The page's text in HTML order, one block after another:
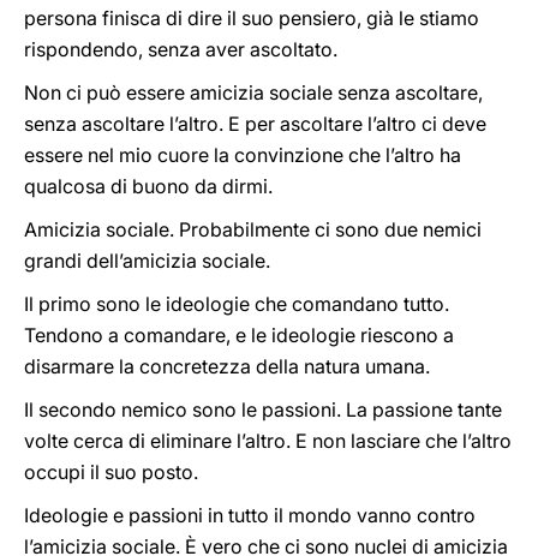
persona finisca di dire il suo pensiero, già le stiamo
rispondendo, senza aver ascoltato.
Non ci può essere amicizia sociale senza ascoltare,
senza ascoltare l’altro. E per ascoltare l’altro ci deve
essere nel mio cuore la convinzione che l’altro ha
qualcosa di buono da dirmi.
Amicizia sociale. Probabilmente ci sono due nemici
grandi dell’amicizia sociale.
Il primo sono le ideologie che comandano tutto.
Tendono a comandare, e le ideologie riescono a
disarmare la concretezza della natura umana.
Il secondo nemico sono le passioni. La passione tante
volte cerca di eliminare l’altro. E non lasciare che l’altro
occupi il suo posto.
Ideologie e passioni in tutto il mondo vanno contro
l’amicizia sociale. È vero che ci sono nuclei di amicizia